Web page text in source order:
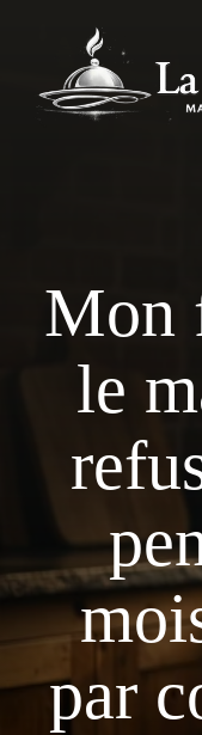
contenu
Mon
le
par